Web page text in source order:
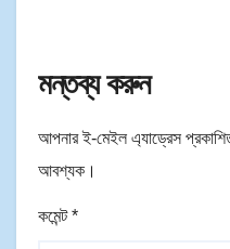
মন্তব্য করুন
আপনার ই-মেইল এ্যাড্রেস
আবশ্যক।
কমেন্ট*